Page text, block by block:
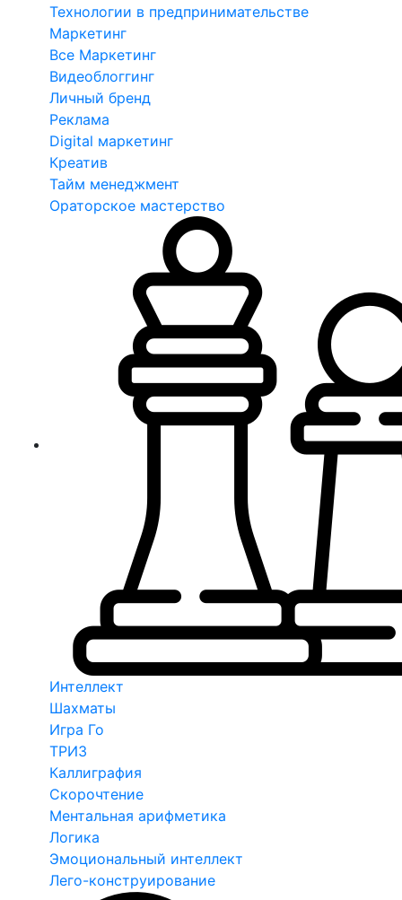
Технологии в предпринимательстве
Маркетинг
Все Маркетинг
Видеоблоггинг
Личный бренд
Реклама
Digital маркетинг
Креатив
Тайм менеджмент
Ораторское мастерство
Интеллект
Шахматы
Игра Го
ТРИЗ
Каллиграфия
Скорочтение
Ментальная арифметика
Логика
Эмоциональный интеллект
Лего-конструирование